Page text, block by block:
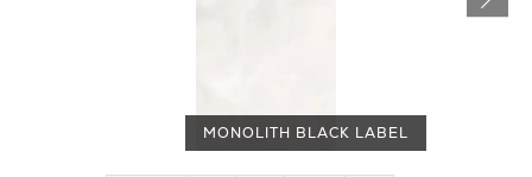
MONOLITH BLACK LABEL